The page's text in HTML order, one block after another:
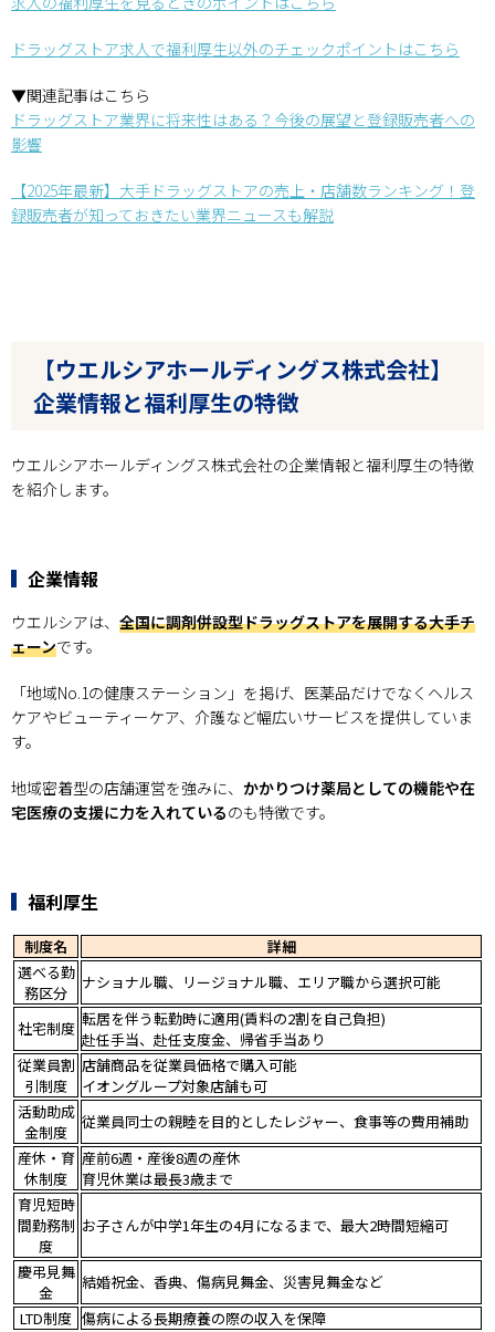
ドラッグストア求人で福利厚生以外のチェックポイントはこちら
▼関連記事はこちら
ドラッグストア業界に将来性はある？今後の展望と登録販売者への
影響
【2025年最新】大手ドラッグストアの売上・店舗数ランキング！登
録販売者が知っておきたい業界ニュースも解説
【ウエルシアホールディングス株式会社】
企業情報と福利厚生の特徴
ウエルシアホールディングス株式会社の企業情報と福利厚生の特徴
を紹介します。
企業情報
ウエルシアは、 全国に調剤併設型ドラッグストアを展開する大手チ
ェーンです。
「地域No.1の健康ステーション」を掲げ、医薬品だけでなくヘルス
ケアやビューティーケア、介護など幅広いサービスを提供していま
す。
地域密着型の店舗運営を強みに、 かかりつけ薬局としての機能や在
宅医療の支援に力を入れているのも特徴です。
福利厚生
制度名
詳細
選べる勤
務区分
ナショナル職、リージョナル職、エリア職から選択可能
社宅制度 転居を伴う転勤時に適用(賃料の2割を自己負担)
赴任手当、赴任支度金、帰省手当あり
従業員割
引制度
店舗商品を従業員価格で購入可能
イオングループ対象店舗も可
活動助成
金制度
従業員同士の親睦を目的としたレジャー、食事等の費用補助
産休・育
休制度
産前6週・産後8週の産休
育児休業は最長3歳まで
育児短時
間勤務制
度
お子さんが中学1年生の4月になるまで、最大2時間短縮可
慶弔見舞
金
結婚祝金、香典、傷病見舞金、災害見舞金など
LTD制度 傷病による長期療養の際の収入を保障